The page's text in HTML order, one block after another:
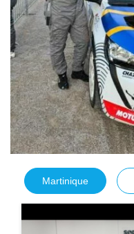
Martinique